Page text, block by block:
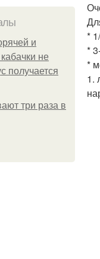
и
не
получается
три раза в
*
*
*
1.